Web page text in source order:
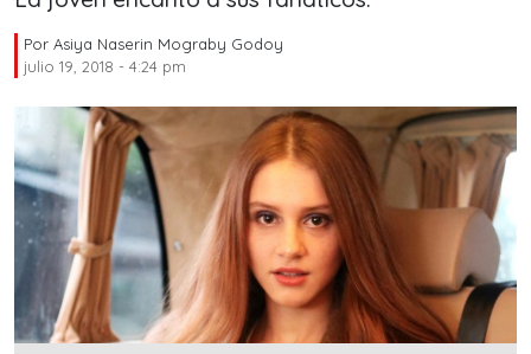
Por Asiya Naserin Mograby Godoy
julio 19, 2018 - 4:24 pm